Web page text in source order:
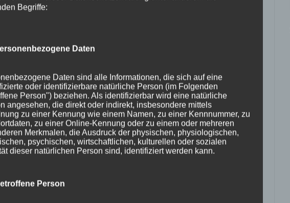
Partale Oberstdorf
im Haus Partale in Oberstdorf Schon beim ersten Atemzug
Alpen, die sanft durch deine Lungen strömt und
im Allgäu ist...
Begriffe:
Daten
Daten sind alle Informationen, die sich auf eine
oder identifizierbare natürliche Person (im Folgenden
Person") beziehen. Als identifizierbar wird eine natürliche
angesehen, die direkt oder indirekt, insbesondere mittels
zu einer Kennung wie einem Namen, zu einer Kennnummer, zu
zu einer Online-Kennung oder zu einem oder mehreren
Merkmalen, die Ausdruck der physischen, physiologischen,
psychischen, wirtschaftlichen, kulturellen oder sozialen
dieser natürlichen Person sind, identifiziert werden kann.
Person